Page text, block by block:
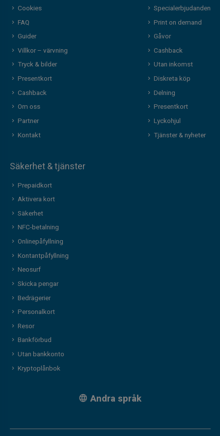
Cookies
FAQ
Guider
Villkor – värvning
Tryck & bilder
Presentkort
Cashback
Om oss
Partner
Kontakt
Specialerbjudanden
Print on demand
Gåvor
Cashback
Utan inkomst
Diskreta köp
Delning
Presentkort
Lyckohjul
Tjänster & nyheter
Säkerhet & tjänster
Prepaidkort
Aktivera kort
Säkerhet
NFC-betalning
Onlinepåfyllning
Kontantpåfyllning
Neosurf
Skicka pengar
Bedrägerier
Personalkort
Resor
Bankförbud
Utan bankkonto
Kryptoplånbok
Andra språk